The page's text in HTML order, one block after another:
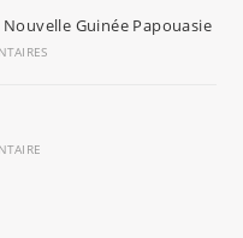
Guinée Papouasie